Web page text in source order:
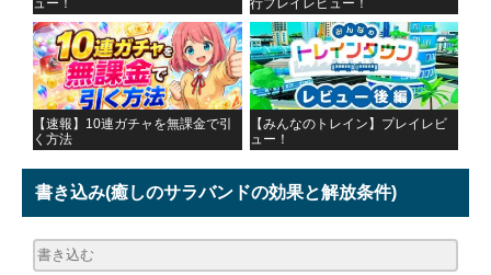
【速報】10連ガチャを無課金で引
く方法
【みんなのトレイン】プレイレビ
ュー！
書き込み(癒しのサラバンドの効果と解放条件)